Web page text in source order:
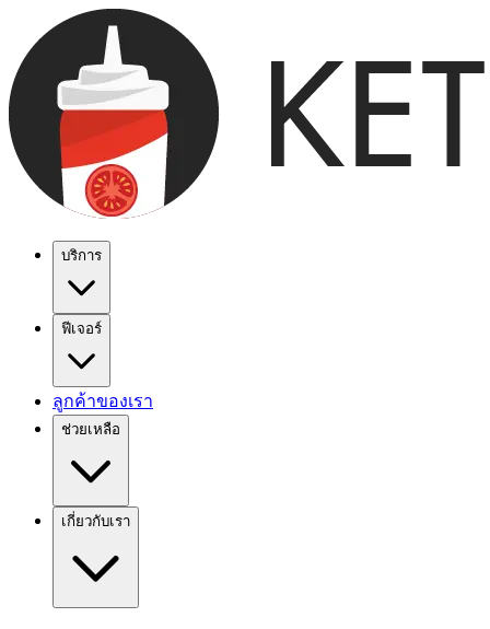
บริการ
ฟีเจอร์
ลูกค้าของเรา
ช่วยเหลือ
เกี่ยวกับเรา